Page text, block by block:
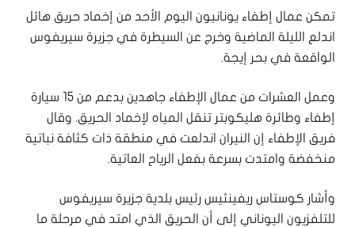
تمكن عمال إطفاء يونانيون اليوم الأحد من إخماد حريق هائل
اندلع الليلة الماضية وخرج عن السيطرة في جزيرة سيريفوس
الواقعة في بحر إيجة.
وعمل العشرات من عمال الإطفاء جاهدين بدعم من 15 سيارة
إطفاء وطائرة هليكوبتر تنقل المياه لإخماد الحريق. وقال
فريق الإطفاء إن النيران اندلعت في منطقة ذات كثافة نباتية
منخفضة وامتدت بسرعة بفعل الرياح العاتية.
وأشار كوستاس ريفينثيس رئيس بلدية جزيرة سيريفوس
للتلفزيون اليوناني إلى أن الحريق الذي امتد في مرحلة ما